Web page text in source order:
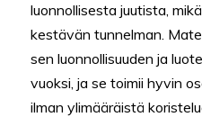
luonnollisesta juutista,
kestävän tunnelman.
sen luonnollisuuden ja
vuoksi, ja se toimii hyvin
ilman ylimääräistä